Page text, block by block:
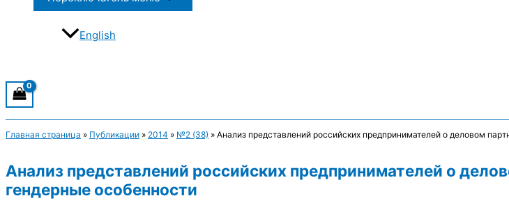
English
Главная страница » Публикации » 2014 » №2 (38) » Анализ представлений российских предпринимателей о деловом
Анализ представлений российских предпринимателей о
гендерные особенности